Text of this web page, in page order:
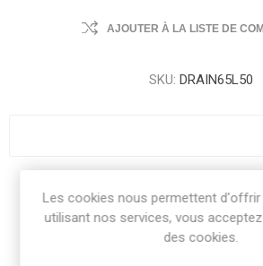
AJOUTER À LA LISTE DE
SKU: DRAIN65L50
Share:
Les cookies nous permettent d'offrir
utilisant nos services, vous
des cookies.